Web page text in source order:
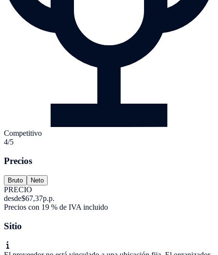
Competitivo
4/5
Precios
Bruto Neto
PRECIO
desde$67,37p.p.
Precios con 19 % de IVA incluido
Sitio